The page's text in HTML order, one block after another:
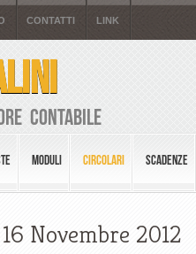
CONTATTI LINK
Contabile
MODULI CIRCOLARI SCADENZE
Novembre 2012